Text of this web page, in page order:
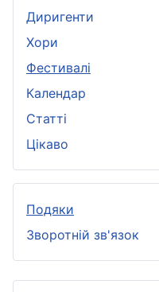
Диригенти
Хори
Фестивалі
Календар
Статті
Цікаво
Подяки
Зворотній зв'язок